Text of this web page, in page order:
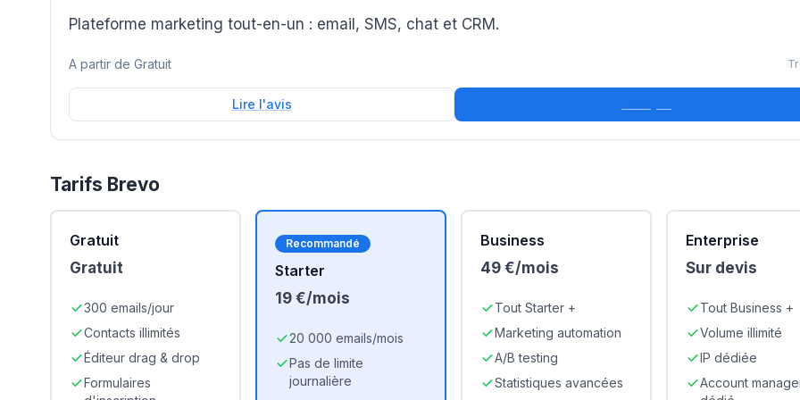
Plateforme marketing tout-en-un : email, SMS, chat et CRM.
A partir de Gratuit
Lire l'avis
Tarifs Brevo
Gratuit
Gratuit
300 emails/jour
Contacts illimités
Éditeur drag & drop
Formulaires
Recommandé
Starter
19 €/mois
20 000 emails/mois
Pas de limite
journalière
Business
49 €/mois
Tout Starter +
Marketing automation
A/B testing
Statistiques avancées
Enterprise
Sur devis
Tout Business +
Volume illimité
IP dédiée
Account